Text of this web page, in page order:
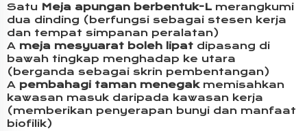
Satu Meja apungan berbentuk-L merangkumi
dua dinding (berfungsi sebagai stesen kerja
dan tempat simpanan peralatan)
A meja mesyuarat boleh lipat dipasang di
bawah tingkap menghadap ke utara
(berganda sebagai skrin pembentangan)
A pembahagi taman menegak memisahkan
kawasan masuk daripada kawasan kerja
(memberikan penyerapan bunyi dan manfaat
biofilik)